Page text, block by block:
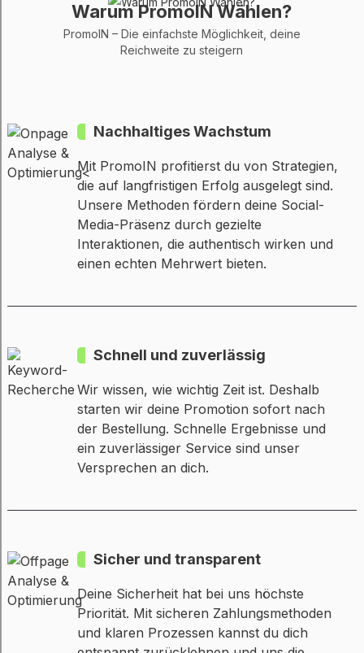
Warum PromoIN Wählen?
PromoIN – Die einfachste Möglichkeit, deine
Reichweite zu steigern
Nachhaltiges Wachstum
Mit PromoIN profitierst du von Strategien,
die auf langfristigen Erfolg ausgelegt sind.
Unsere Methoden fördern deine Social-
Media-Präsenz durch gezielte
Interaktionen, die authentisch wirken und
einen echten Mehrwert bieten.
Schnell und zuverlässig
Wir wissen, wie wichtig Zeit ist. Deshalb
starten wir deine Promotion sofort nach
der Bestellung. Schnelle Ergebnisse und
ein zuverlässiger Service sind unser
Versprechen an dich.
Sicher und transparent
Deine Sicherheit hat bei uns höchste
Priorität. Mit sicheren Zahlungsmethoden
und klaren Prozessen kannst du dich